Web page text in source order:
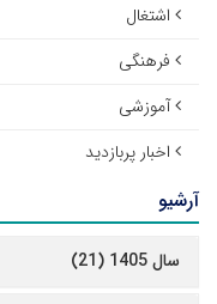
اشتغال
فرهنگی
آموزشی
اخبار پربازدید
آرشیو
سال 1405 (21)